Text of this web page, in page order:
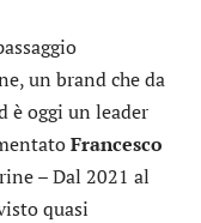
un brand che da
è oggi un leader
Francesco
– Dal 2021 al
quasi